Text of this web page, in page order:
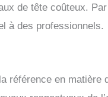
de tête coûteux.
à des professionnels.
référence en matière